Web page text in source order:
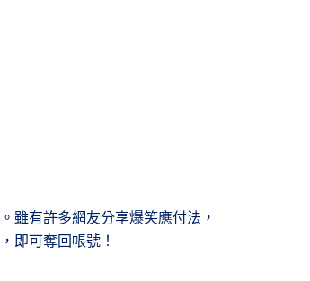
雖有許多網友分享爆笑應付法，
即可奪回帳號！